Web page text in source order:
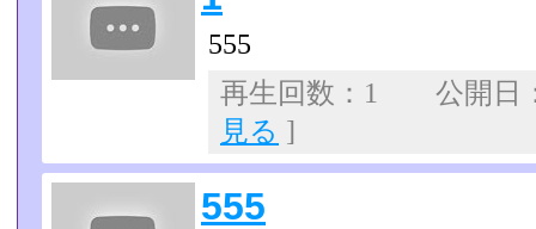
555
再生回数：1 公開
見る ]
555